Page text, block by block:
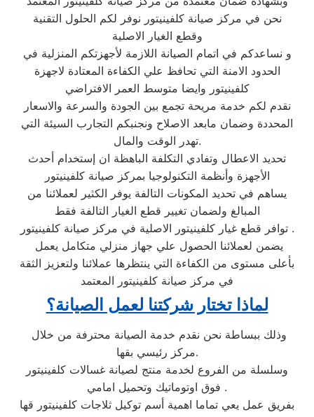
نحن في مركز صيانة كلفينيتور نوفر لكم الحلول التقنية
وقطع الغيار الاصلية
و نساعدكم في اتمام الصيانة اللازمة لأجهزتكم المنزلية في
الحدود الامنة التي تحافظ علي الكفاءة المعتادة لاجهزة
كلفينيتور وايضا متوسط العمر الافتراضي
نقدم لكم خدمة مريحة تجمع بين الجودة والسرعة والاسعار
المحددة وضمان مابعد الاصلاح ونجنبكم التجارب السيئة التي
تهدر الوقت والمال.
تحديد الاعطال وتفادي التكلفة الباهظة ان إستخدام أحدث
الأجهزة وأنظمة التكنولوجيا بمركز صيانة كلفينيتور
يساهم في تحديد المكونات التالفة يوفر الكثير لعملائنا من
المبالغ ولضمان تغيير قطع الغيار التالفة فقط
توافر قطع غيار كلفينيتور الاصلية في مركز صيانة كلفينيتور .
بأعلى مستوى من الكفاءة التي ينتظرها عملائنا ولتعزيز الثقة
في مركز صيانة كلفينيتور المعتمد
لماذا تختار شركتنا لعمل الصيانة؟
مركز رئيسي بقها.
وسلسلة من الفروع لخدمة منتج لصيانة غسالات كلفينيتور
فوق اوتوماتيك وتحميل امامي .
بفريق عمل يعي تماما اهمية أسم توكيل ثلاجات كلفينيتور قها